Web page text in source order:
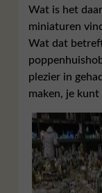
Wat is het
miniaturen
Wat dat
plezier in
maken, je